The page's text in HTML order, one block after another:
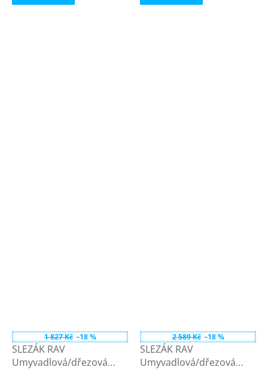
1 827 Kč –18 %
SLEZÁK RAV
Umyvadlová/dřezová
2 589 Kč –18 %
SLEZÁK RAV
Umyvadlová/dřezová